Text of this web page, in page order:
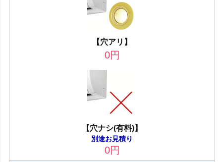
【穴アリ】
0円
【穴ナシ(有料)】
別途お見積り
0円